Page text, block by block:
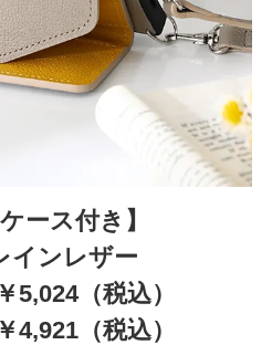
ース付き】
インレザー
5,024（税込）
4,921（税込）